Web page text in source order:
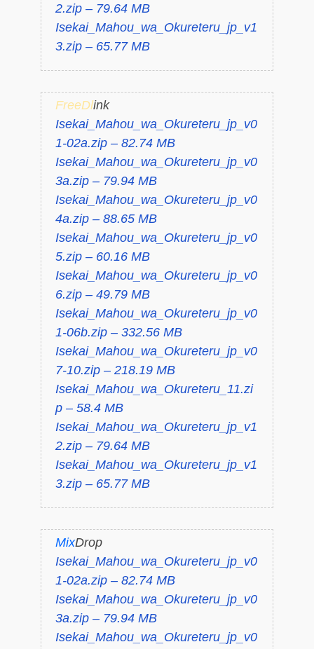
2.zip – 79.64 MB
Isekai_Mahou_wa_Okureteru_jp_v1
3.zip – 65.77 MB
FreeDlink
Isekai_Mahou_wa_Okureteru_jp_v0
1-02a.zip – 82.74 MB
Isekai_Mahou_wa_Okureteru_jp_v0
3a.zip – 79.94 MB
Isekai_Mahou_wa_Okureteru_jp_v0
4a.zip – 88.65 MB
Isekai_Mahou_wa_Okureteru_jp_v0
5.zip – 60.16 MB
Isekai_Mahou_wa_Okureteru_jp_v0
6.zip – 49.79 MB
Isekai_Mahou_wa_Okureteru_jp_v0
1-06b.zip – 332.56 MB
Isekai_Mahou_wa_Okureteru_jp_v0
7-10.zip – 218.19 MB
Isekai_Mahou_wa_Okureteru_11.zi
p – 58.4 MB
Isekai_Mahou_wa_Okureteru_jp_v1
2.zip – 79.64 MB
Isekai_Mahou_wa_Okureteru_jp_v1
3.zip – 65.77 MB
MixDrop
Isekai_Mahou_wa_Okureteru_jp_v0
1-02a.zip – 82.74 MB
Isekai_Mahou_wa_Okureteru_jp_v0
3a.zip – 79.94 MB
Isekai_Mahou_wa_Okureteru_jp_v0